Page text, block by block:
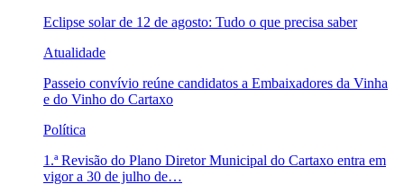
Eclipse solar de 12 de agosto: Tudo o que precisa saber
Atualidade
Passeio convívio reúne candidatos a Embaixadores da Vinha
e do Vinho do Cartaxo
Política
1.ª Revisão do Plano Diretor Municipal do Cartaxo entra em
vigor a 30 de julho de…